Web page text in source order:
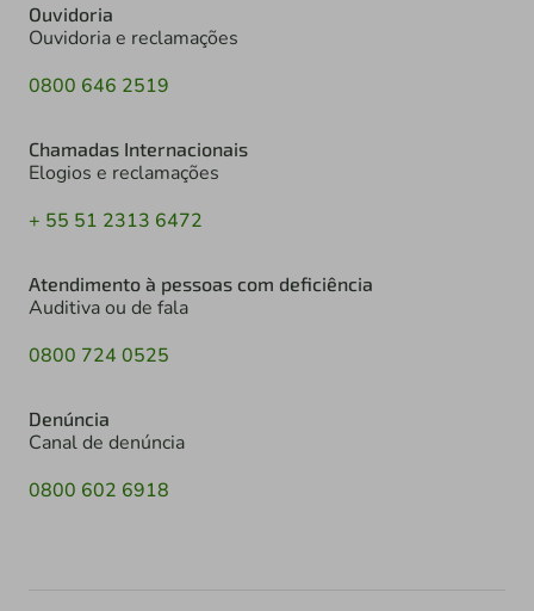
Ouvidoria
Ouvidoria e reclamações
0800 646 2519
Chamadas Internacionais
Elogios e reclamações
+ 55 51 2313 6472
Atendimento à pessoas com deficiência
Auditiva ou de fala
0800 724 0525
Denúncia
Canal de denúncia
0800 602 6918